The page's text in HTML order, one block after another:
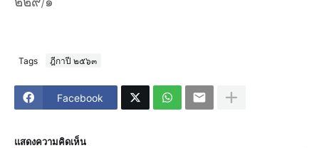
Tags ฎีกาปี ๒๕๖๓
Facebook
แสดงความคิดเห็น